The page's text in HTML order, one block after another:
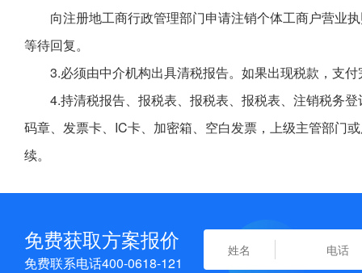
向注册地工商行政管理部门申请注销个体工商户营业
等待回复。
3.必须由中介机构出具清税报告。如果出现税款，支
4.持清税报告、报税表、报税表、报税表、注销税务
码章、发票卡、IC卡、加密箱、空白发票，上级主管部门
续。
免费获取方案报价
免费联系电话400-0618-121